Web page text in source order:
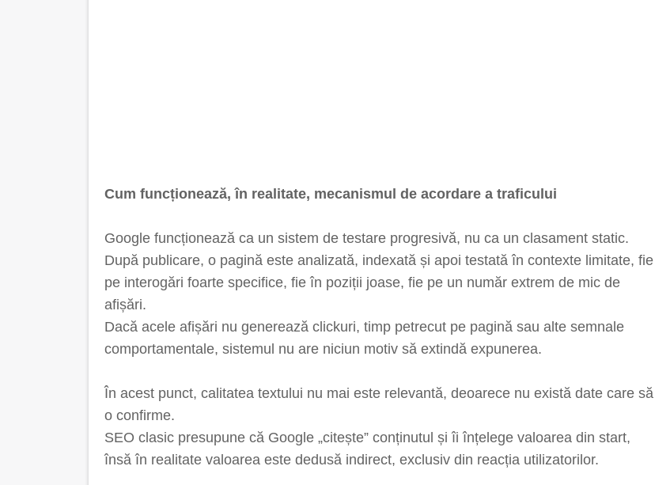
Cum funcționează, în realitate, mecanismul de acordare a traficului
Google funcționează ca un sistem de testare progresivă, nu ca un clasament static.
După publicare, o pagină este analizată, indexată și apoi testată în contexte limitate, fie
pe interogări foarte specifice, fie în poziții joase, fie pe un număr extrem de mic de
afișări.
Dacă acele afișări nu generează clickuri, timp petrecut pe pagină sau alte semnale
comportamentale, sistemul nu are niciun motiv să extindă expunerea.
În acest punct, calitatea textului nu mai este relevantă, deoarece nu există date care să
o confirme.
SEO clasic presupune că Google „citește” conținutul și îi înțelege valoarea din start,
însă în realitate valoarea este dedusă indirect, exclusiv din reacția utilizatorilor.